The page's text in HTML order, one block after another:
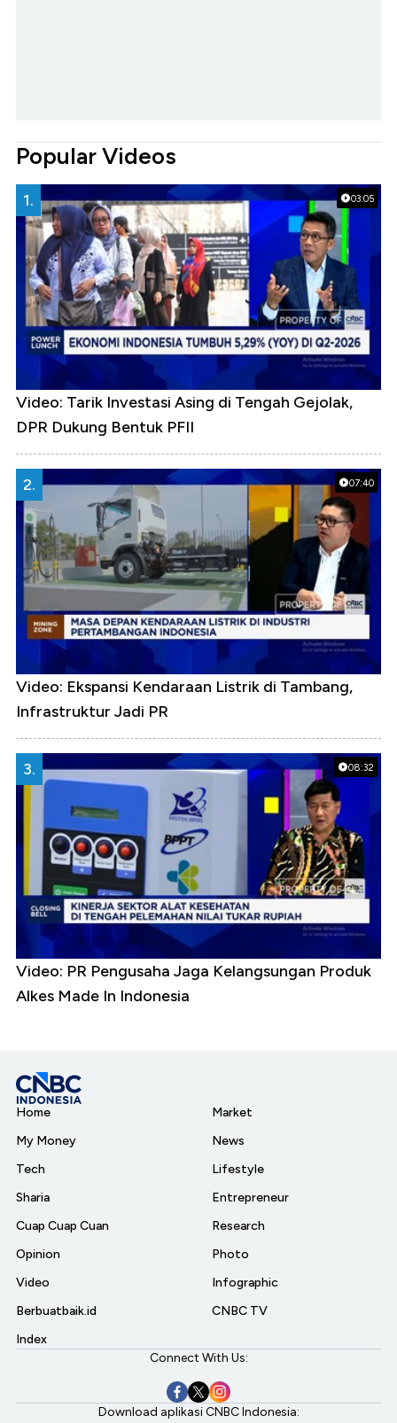
Popular Videos
03:05
1.
Video: Tarik Investasi Asing di Tengah Gejolak,
DPR Dukung Bentuk PFII
07:40
2.
Video: Ekspansi Kendaraan Listrik di Tambang,
Infrastruktur Jadi PR
08:32
3.
Video: PR Pengusaha Jaga Kelangsungan Produk
Alkes Made In Indonesia
Home
My Money
Tech
Sharia
Cuap Cuap Cuan
Opinion
Video
Berbuatbaik.id
Index
Market
News
Lifestyle
Entrepreneur
Research
Photo
Infographic
CNBC TV
Connect With Us:
Download aplikasi CNBC Indonesia: